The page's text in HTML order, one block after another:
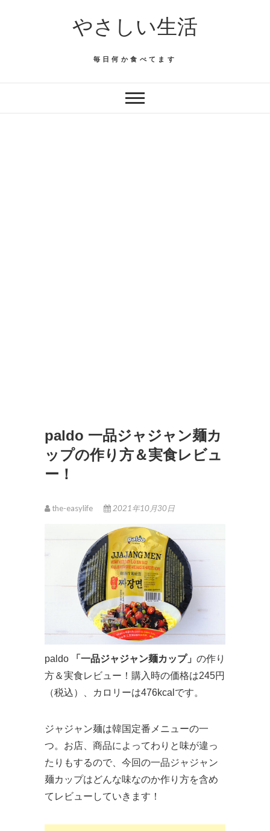
やさしい生活
毎日何か食べてます
paldo 一品ジャジャン麺カ
ップの作り方＆実食レビュ
ー！
the-easylife 2021年10月30日
paldo 「一品ジャジャン麺カップ」 の作り
方＆実食レビュー！購入時の価格は245円
（税込）、カロリーは476kcalです。
ジャジャン麺は韓国定番メニューの一
つ。お店、商品によってわりと味が違っ
たりもするので、今回の一品ジャジャン
麺カップはどんな味なのか作り方を含め
てレビューしていきます！